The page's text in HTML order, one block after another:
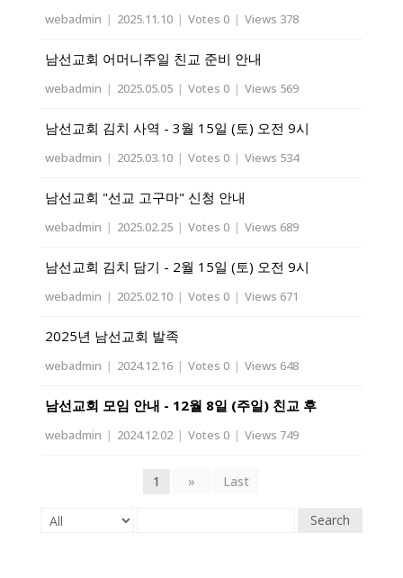
webadmin | 2025.11.10 | Votes 0 | Views 378
남선교회 어머니주일 친교 준비 안내
webadmin | 2025.05.05 | Votes 0 | Views 569
남선교회 김치 사역 - 3월 15일 (토) 오전 9시
webadmin | 2025.03.10 | Votes 0 | Views 534
남선교회 "선교 고구마" 신청 안내
webadmin | 2025.02.25 | Votes 0 | Views 689
남선교회 김치 담기 - 2월 15일 (토) 오전 9시
webadmin | 2025.02.10 | Votes 0 | Views 671
2025년 남선교회 발족
webadmin | 2024.12.16 | Votes 0 | Views 648
남선교회 모임 안내 - 12월 8일 (주일) 친교 후
webadmin | 2024.12.02 | Votes 0 | Views 749
1 » Last
Search